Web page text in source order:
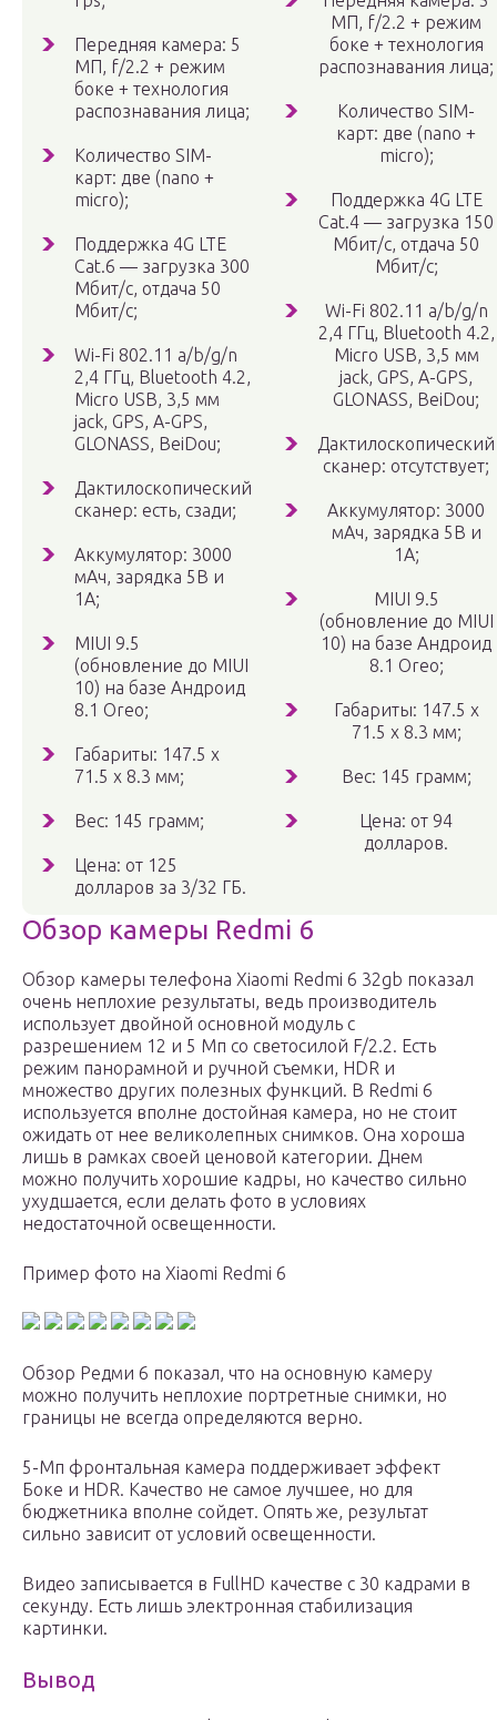
Передняя камера: 5
МП, f/2.2 + режим
боке + технология
распознавания лица;
Количество SIM-
карт: две (nano +
micro);
Поддержка 4G LTE
Cat.6 — загрузка 300
Мбит/с, отдача 50
Мбит/с;
Wi-Fi 802.11 a/b/g/n
2,4 ГГц, Bluetooth 4.2,
Micro USB, 3,5 мм
jack, GPS, A-GPS,
GLONASS, BeiDou;
Дактилоскопический
сканер: есть, сзади;
Аккумулятор: 3000
мАч, зарядка 5В и
1А;
MIUI 9.5
(обновление до MIUI
10) на базе Андроид
8.1 Oreo;
Габариты: 147.5 х
71.5 х 8.3 мм;
Вес: 145 грамм;
Цена: от 125
долларов за 3/32 ГБ.
МП, f/2.2 + режим
боке + технология
распознавания лица;
Количество SIM-
карт: две (nano +
micro);
Поддержка 4G LTE
Cat.4 — загрузка 150
Мбит/с, отдача 50
Мбит/с;
Wi-Fi 802.11 a/b/g/n
2,4 ГГц, Bluetooth 4.2,
Micro USB, 3,5 мм
jack, GPS, A-GPS,
GLONASS, BeiDou;
Дактилоскопический
сканер: отсутствует;
Аккумулятор: 3000
мАч, зарядка 5В и
1А;
MIUI 9.5
(обновление до MIUI
10) на базе Андроид
8.1 Oreo;
Габариты: 147.5 х
71.5 х 8.3 мм;
Вес: 145 грамм;
Цена: от 94
долларов.
Обзор камеры Redmi 6
Обзор камеры телефона Xiaomi Redmi 6 32gb показал
очень неплохие результаты, ведь производитель
использует двойной основной модуль с
разрешением 12 и 5 Мп со светосилой F/2.2. Есть
режим панорамной и ручной съемки, HDR и
множество других полезных функций. В Redmi 6
используется вполне достойная камера, но не стоит
ожидать от нее великолепных снимков. Она хороша
лишь в рамках своей ценовой категории. Днем
можно получить хорошие кадры, но качество сильно
ухудшается, если делать фото в условиях
недостаточной освещенности.
Пример фото на Xiaomi Redmi 6
Обзор Редми 6 показал, что на основную камеру
можно получить неплохие портретные снимки, но
границы не всегда определяются верно.
5-Мп фронтальная камера поддерживает эффект
Боке и HDR. Качество не самое лучшее, но для
бюджетника вполне сойдет. Опять же, результат
сильно зависит от условий освещенности.
Видео записывается в FullHD качестве с 30 кадрами в
секунду. Есть лишь электронная стабилизация
картинки.
Вывод